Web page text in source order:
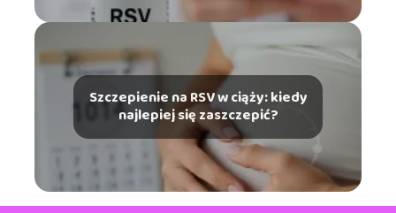
Szczepienie na RSV w ciąży: kiedy
najlepiej się zaszczepić?